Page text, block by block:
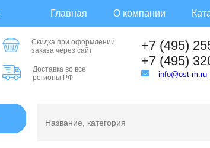
Главная О компании
Скидка при оформлении
заказа через сайт
Доставка во все
регионы РФ
+7 (495)
+7 (495)
info@ost-m.ru